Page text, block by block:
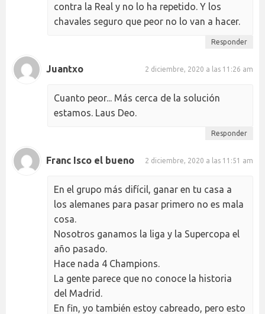
contra la Real y no lo ha repetido. Y los
chavales seguro que peor no lo van a hacer.
Responder
Juantxo 2 diciembre, 2020 a las 11:26 am
Cuanto peor... Más cerca de la solución
estamos. Laus Deo.
Responder
Franc Isco el bueno 2 diciembre, 2020 a las 11:51 am
En el grupo más difícil, ganar en tu casa a
los alemanes para pasar primero no es mala
cosa.
Nosotros ganamos la liga y la Supercopa el
año pasado.
Hace nada 4 Champions.
La gente parece que no conoce la historia
del Madrid.
En fin, yo también estoy cabreado, pero esto